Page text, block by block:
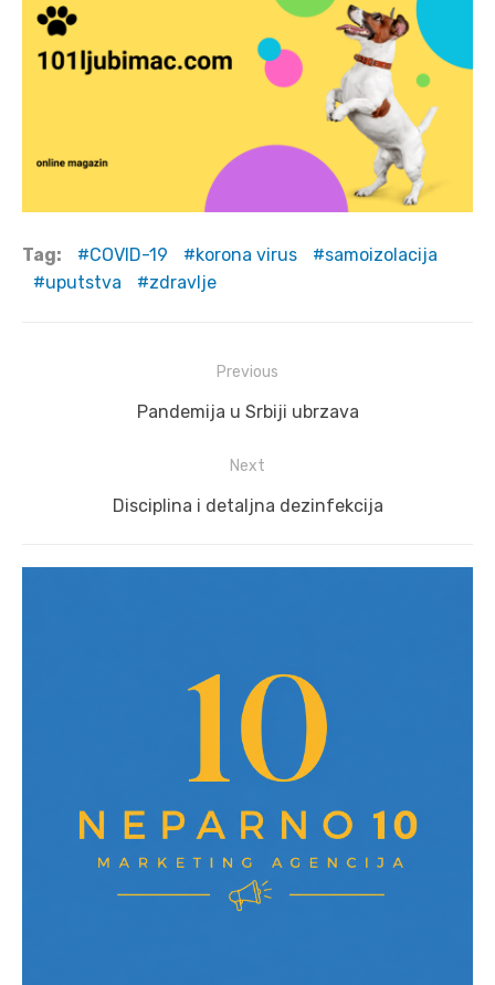
Tag: COVID-19 korona virus
samoizolacija
uputstva
zdravlje
navigation
Previous
Previous
Pandemija u Srbiji ubrzava
Next
Next
Disciplina i detaljna dezinfekcija